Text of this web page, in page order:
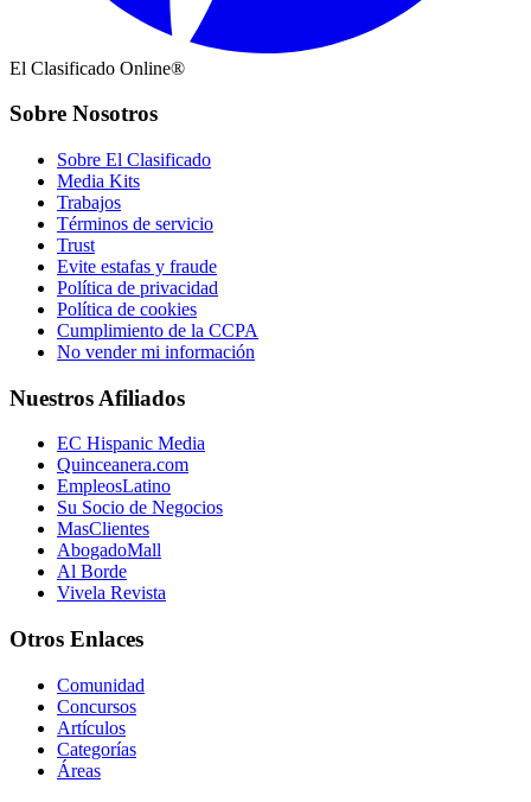
El Clasificado Online®
Sobre Nosotros
Sobre El Clasificado
Media Kits
Trabajos
Términos de servicio
Trust
Evite estafas y fraude
Política de privacidad
Política de cookies
Cumplimiento de la CCPA
No vender mi información
Nuestros Afiliados
EC Hispanic Media
Quinceanera.com
EmpleosLatino
Su Socio de Negocios
MasClientes
AbogadoMall
Al Borde
Vivela Revista
Otros Enlaces
Comunidad
Concursos
Artículos
Categorías
Áreas